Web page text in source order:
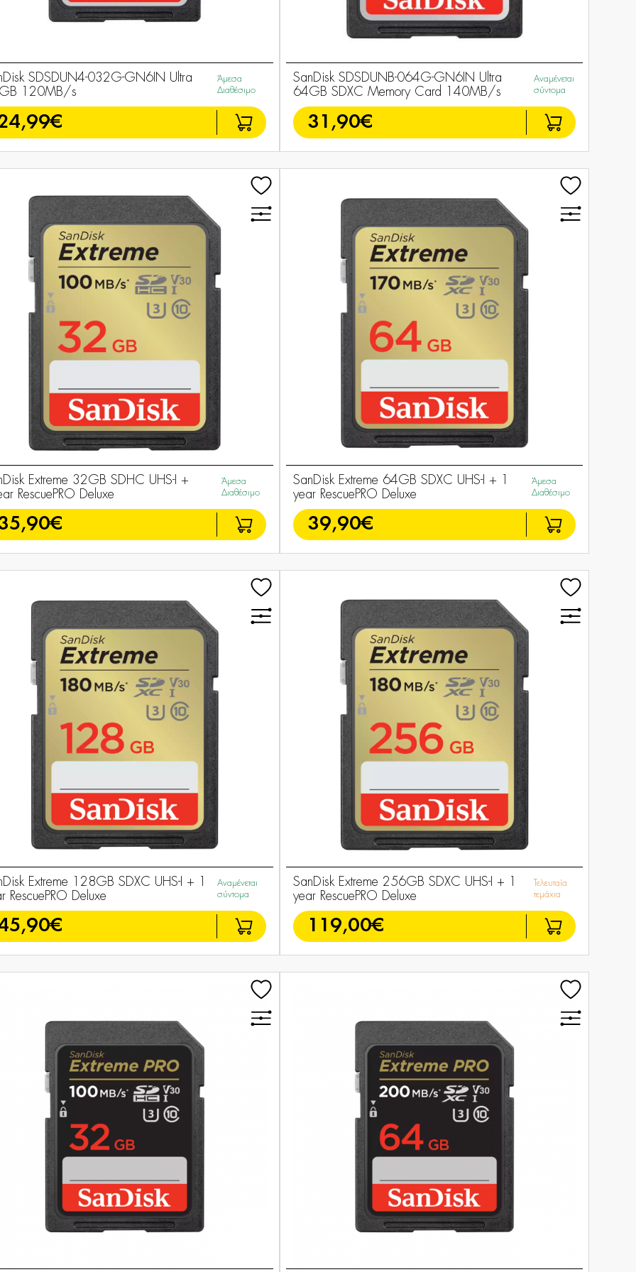
SDSDUN4-032G-GN6IN Ultra
120MB/s
Άμεσα
Διαθέσιμο
SanDisk SDSDUNB-064G-GN6IN Ultra
64GB SDXC Memory Card 140MB/s
Αναμένεται
σύντομα
31,90€
Extreme 32GB SDHC UHS-I +
RescuePRO Deluxe
Άμεσα
Διαθέσιμο
SanDisk Extreme 64GB SDXC UHS-I + 1
year RescuePRO Deluxe
Άμεσα
Διαθέσιμο
39,90€
Extreme 128GB SDXC UHS-I + 1
RescuePRO Deluxe
Αναμένεται
σύντομα
SanDisk Extreme 256GB SDXC UHS-I + 1
year RescuePRO Deluxe
Τελευταία
τεμάχια
119,00€